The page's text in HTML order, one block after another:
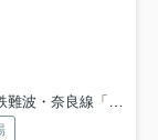
・奈良線「河内花園」駅 徒歩9分